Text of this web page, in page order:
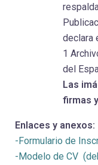
declara
1
del
Las
firmas
Enlaces y anexos:
-Formulario de
-Modelo de CV